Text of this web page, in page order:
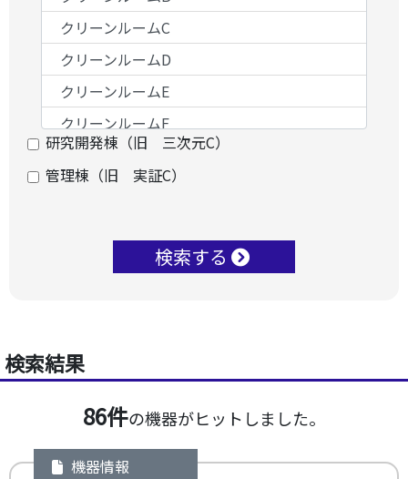
研究開発棟（旧 三次元C）
管理棟（旧 実証C）
検索する
検索結果
86件の機器がヒットしました。
機器情報